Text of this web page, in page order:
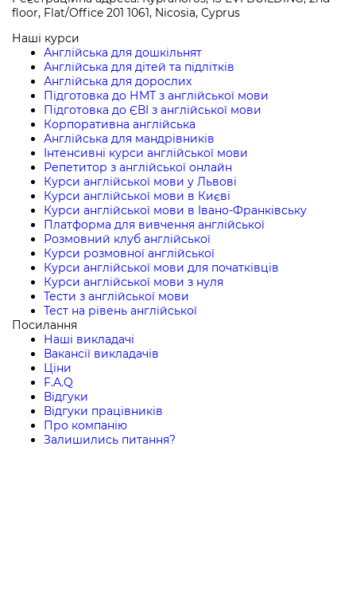
floor, Flat/Office 201 1061, Nicosia, Cyprus
Наші курси
Англійська для дошкільнят
Англійська для дітей та підлітків
Англійська для дорослих
Підготовка до НМТ з англійської мови
Підготовка до ЄВІ з англійської мови
Корпоративна англійська
Англійська для мандрівників
Інтенсивні курси англійської мови
Репетитор з англійської онлайн
Курси англійської мови у Львові
Курси англійської мови в Києві
Курси англійської мови в Івано-Франківську
Платформа для вивчення англійської
Розмовний клуб англійської
Курси розмовної англійської
Курси англійської мови для початківців
Курси англійської мови з нуля
Тести з англійської мови
Тест на рівень англійської
Посилання
Наші викладачі
Вакансії викладачів
Ціни
F.A.Q
Відгуки
Відгуки працівників
Про компанію
Залишились питання?